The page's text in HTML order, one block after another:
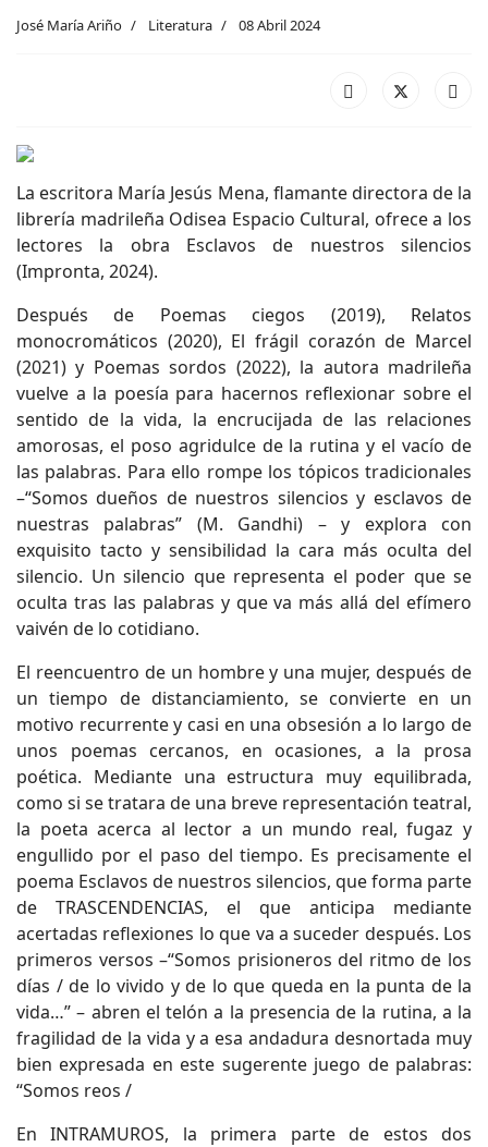
José María Ariño Literatura 08 Abril 2024
La escritora María Jesús Mena, flamante directora de la
librería madrileña Odisea Espacio Cultural, ofrece a los
lectores la obra Esclavos de nuestros silencios
(Impronta, 2024).
Después de Poemas ciegos (2019), Relatos
monocromáticos (2020), El frágil corazón de Marcel
(2021) y Poemas sordos (2022), la autora madrileña
vuelve a la poesía para hacernos reflexionar sobre el
sentido de la vida, la encrucijada de las relaciones
amorosas, el poso agridulce de la rutina y el vacío de
las palabras. Para ello rompe los tópicos tradicionales
–“Somos dueños de nuestros silencios y esclavos de
nuestras palabras” (M. Gandhi) – y explora con
exquisito tacto y sensibilidad la cara más oculta del
silencio. Un silencio que representa el poder que se
oculta tras las palabras y que va más allá del efímero
vaivén de lo cotidiano.
El reencuentro de un hombre y una mujer, después de
un tiempo de distanciamiento, se convierte en un
motivo recurrente y casi en una obsesión a lo largo de
unos poemas cercanos, en ocasiones, a la prosa
poética. Mediante una estructura muy equilibrada,
como si se tratara de una breve representación teatral,
la poeta acerca al lector a un mundo real, fugaz y
engullido por el paso del tiempo. Es precisamente el
poema Esclavos de nuestros silencios, que forma parte
de TRASCENDENCIAS, el que anticipa mediante
acertadas reflexiones lo que va a suceder después. Los
primeros versos –“Somos prisioneros del ritmo de los
días / de lo vivido y de lo que queda en la punta de la
vida…” – abren el telón a la presencia de la rutina, a la
fragilidad de la vida y a esa andadura desnortada muy
bien expresada en este sugerente juego de palabras:
“Somos reos /
En INTRAMUROS, la primera parte de estos dos